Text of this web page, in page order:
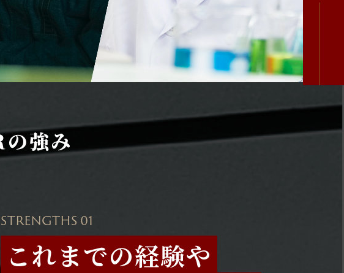
強み
STRENGTHS 01
これまでの経験や